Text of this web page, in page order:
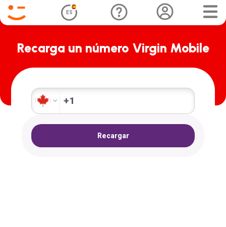
ES
Recarga un número Virgin Mobile
+1
Recargar